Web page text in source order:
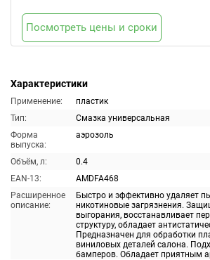
Характеристики
Применение:
пластик
Тип:
Смазка универсальная
Форма
выпуска:
аэрозоль
Объём, л:
0.4
EAN-13:
AMDFA468
Расширенное
описание:
Быстро и эффективно удаляет
никотиновые загрязнения.
выгорания, восстанавливает
структуру, обладает
Предназначен для обработки
виниловых деталей салона.
бамперов. Обладает приятным
Посмотреть цены и сроки